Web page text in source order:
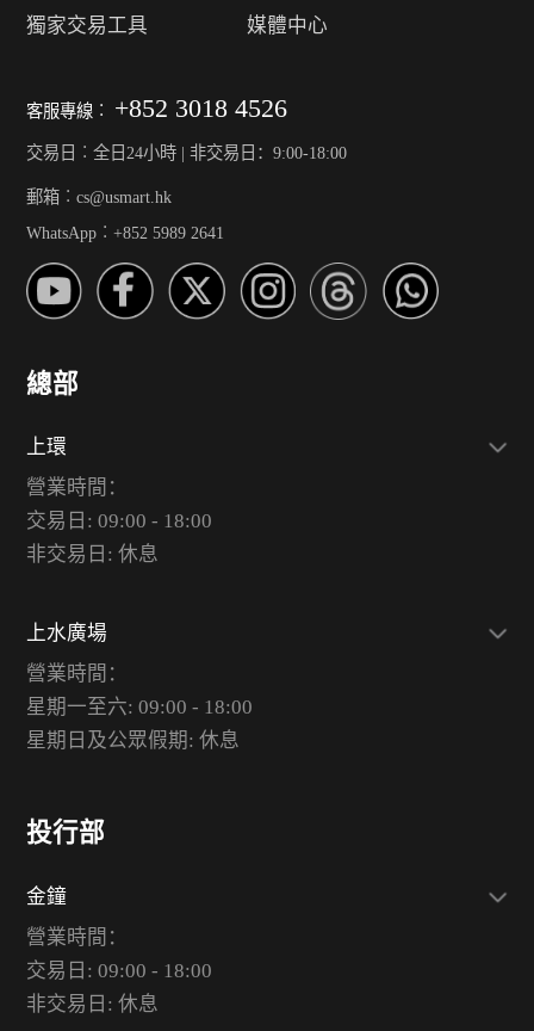
獨家交易工具 媒體中心
客服專線︰ +852 3018 4526
交易日︰全日24小時 | 非交易日：9:00-18:00
郵箱︰cs@usmart.hk
WhatsApp︰+852 5989 2641
總部
上環
營業時間：
交易日: 09:00 - 18:00
非交易日: 休息
上水廣場
營業時間：
星期一至六: 09:00 - 18:00
星期日及公眾假期: 休息
投行部
金鐘
營業時間：
交易日: 09:00 - 18:00
非交易日: 休息